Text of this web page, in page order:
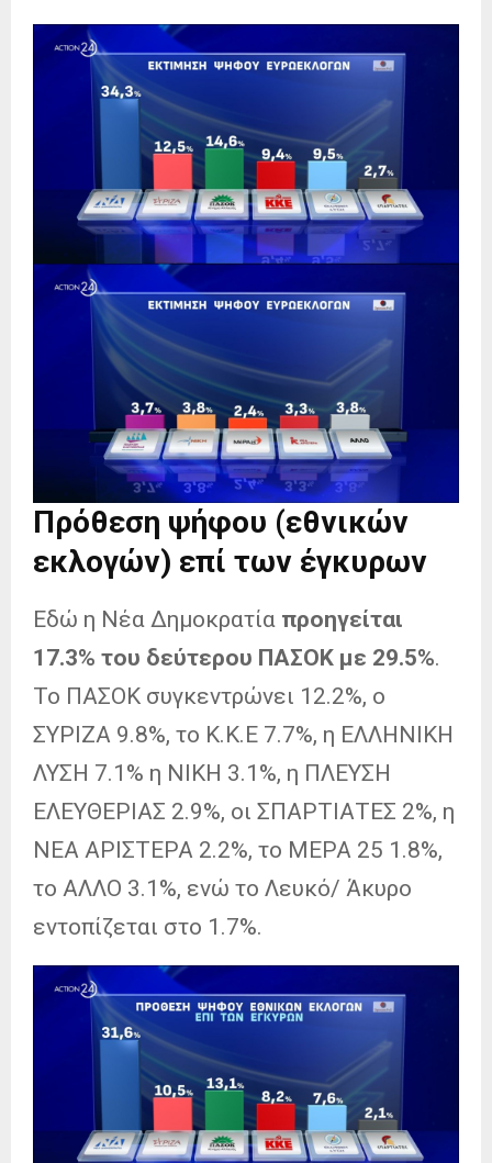
Πρόθεση ψήφου (εθνικών
εκλογών) επί των έγκυρων
Εδώ η Νέα Δημοκρατία προηγείται
17.3% του δεύτερου ΠΑΣΟΚ με 29.5%.
Το ΠΑΣΟΚ συγκεντρώνει 12.2%, ο
ΣΥΡΙΖΑ 9.8%, το Κ.Κ.Ε 7.7%, η ΕΛΛΗΝΙΚΗ
ΛΥΣΗ 7.1% η ΝΙΚΗ 3.1%, η ΠΛΕΥΣΗ
ΕΛΕΥΘΕΡΙΑΣ 2.9%, οι ΣΠΑΡΤΙΑΤΕΣ 2%, η
ΝΕΑ ΑΡΙΣΤΕΡΑ 2.2%, το ΜΕΡΑ 25 1.8%,
το ΑΛΛΟ 3.1%, ενώ το Λευκό/ Άκυρο
εντοπίζεται στο 1.7%.